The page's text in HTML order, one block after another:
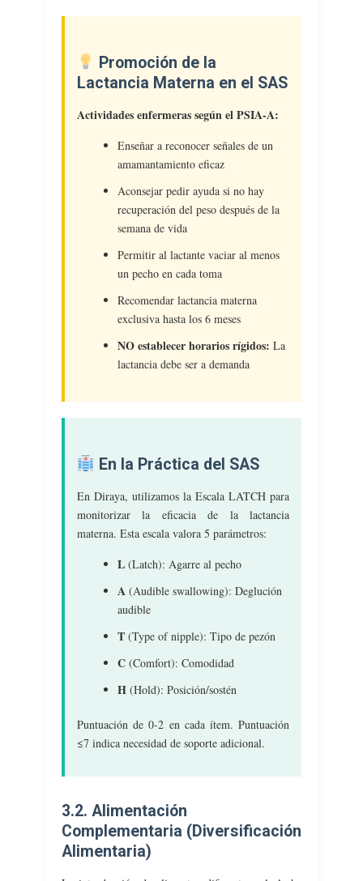
Promoción de la
Lactancia Materna en el SAS
Actividades enfermeras según el PSIA-A:
Enseñar a reconocer señales de un
amamantamiento eficaz
Aconsejar pedir ayuda si no hay
recuperación del peso después de la
semana de vida
Permitir al lactante vaciar al menos
un pecho en cada toma
Recomendar lactancia materna
exclusiva hasta los 6 meses
NO establecer horarios rígidos: La
lactancia debe ser a demanda
En la Práctica del SAS
En Diraya, utilizamos la Escala LATCH para
monitorizar la eficacia de la lactancia
materna. Esta escala valora 5 parámetros:
L(Latch): Agarre al pecho
A(Audible swallowing): Deglución
audible
T(Type of nipple): Tipo de pezón
C(Comfort): Comodidad
H(Hold): Posición/sostén
Puntuación de 0-2 en cada ítem. Puntuación
≤7 indica necesidad de soporte adicional.
3.2. Alimentación
Complementaria (Diversificación
Alimentaria)